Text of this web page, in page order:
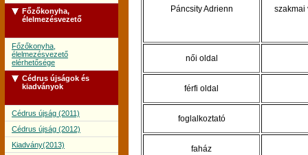
Főzőkonyha,
élelmezésvezető
Főzőkonyha,
élelmezésvezető
elérhetősége
Cédrus újságok és
kiadványok
Cédrus újság (2011)
Cédrus újság (2012)
Kiadvány(2013)
Páncsity Adrienn szakmai
női oldal
férfi oldal
foglalkoztató
faház